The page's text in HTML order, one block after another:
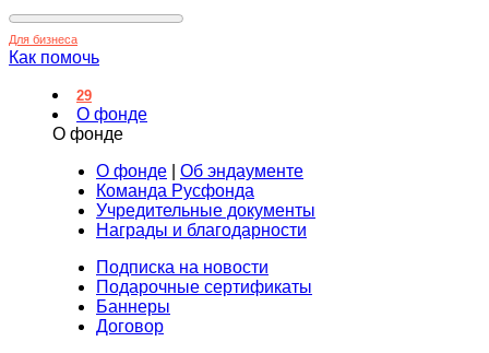
Для бизнеса
Как помочь
29
О фонде
О фонде
О фонде
Об эндаументе
Команда Русфонда
Учредительные документы
Награды и благодарности
Подписка на новости
Подарочные сертификаты
Баннеры
Договор